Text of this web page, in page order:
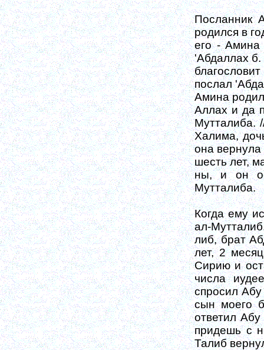
Посланник
родился в
его -
'Абдаллах
послал
Амина
Аллах и да
Мутталиба.
Халима,
она вернула
шесть лет,
ны, и он
Мутталиба.
Когда ему
ал-
либ, брат
лет, 2
Сирию и
числа
спросил
сын моего
ответил
придешь с
Талиб